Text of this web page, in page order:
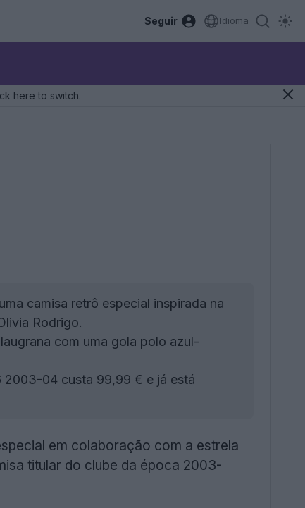
Seguir Idioma
here to switch.
camisa retrô especial inspirada na
Rodrigo.
com uma gola polo azul-
2003-04 custa 99,99 € e já está
em colaboração com a estrela
titular do clube da época 2003-